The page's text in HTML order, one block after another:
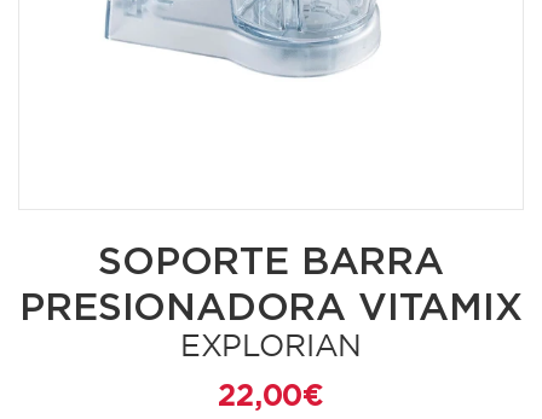
SOPORTE BARRA
PRESIONADORA VITAMIX
EXPLORIAN
22,00 €